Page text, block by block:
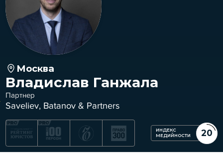
Москва
Владислав Ганжала
Партнер
Saveliev, Batanov & Partners
ИНДЕКС
МЕДИЙНОСТИ
20